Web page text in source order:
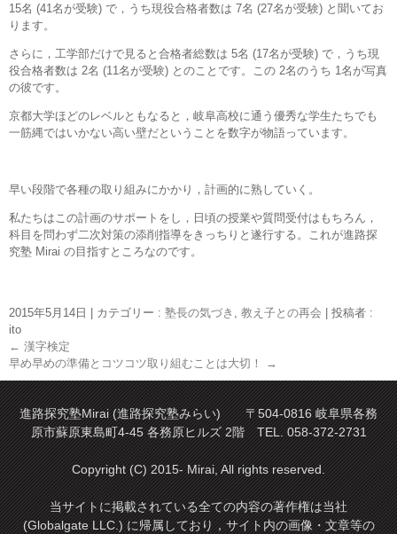
15名 (41名が受験) で，うち現役合格者数は 7名 (27名が受験) と聞いてお
ります。
さらに，工学部だけで見ると合格者総数は 5名 (17名が受験) で，うち現
役合格者数は 2名 (11名が受験) とのことです。この 2名のうち 1名が写真
の彼です。
京都大学ほどのレベルともなると，岐阜高校に通う優秀な学生たちでも
一筋縄ではいかない高い壁だということを数字が物語っています。
早い段階で各種の取り組みにかかり，計画的に熟していく。
私たちはこの計画のサポートをし，日頃の授業や質問受付はもちろん，
科目を問わず二次対策の添削指導をきっちりと遂行する。これが進路探
究塾 Mirai の目指すところなのです。
2015年5月14日 カテゴリー : 塾長の気づき , 教え子との再会
投稿者 :
ito
← 漢字検定
早め早めの準備とコツコツ取り組むことは大切！
→
進路探究塾Mirai (進路探究塾みらい) 〒504-0816 岐阜県各務
原市蘇原東島町4-45 各務原ヒルズ 2階 TEL. 058-372-2731
Copyright (C) 2015- Mirai, All rights reserved.
当サイトに掲載されている全ての内容の著作権は当社
(Globalgate LLC.) に帰属しており，サイト内の画像・文章等の